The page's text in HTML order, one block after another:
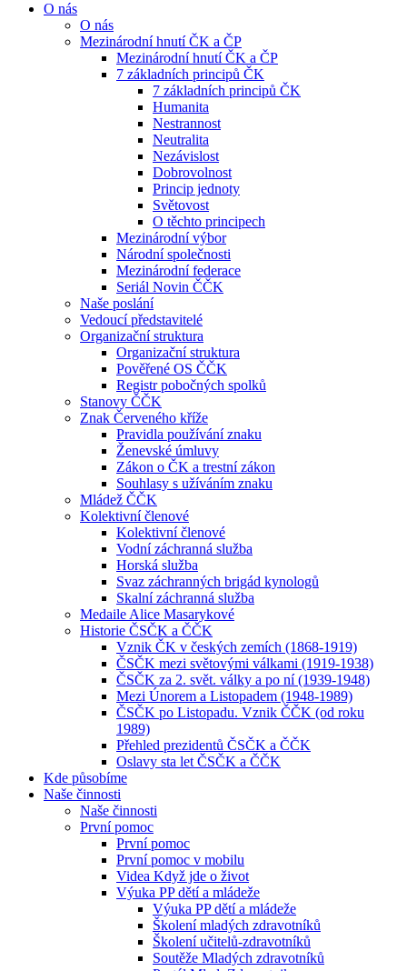
O nás
O nás
Mezinárodní hnutí ČK a ČP
Mezinárodní hnutí ČK a ČP
7 základních principů ČK
7 základních principů ČK
Humanita
Nestrannost
Neutralita
Nezávislost
Dobrovolnost
Princip jednoty
Světovost
O těchto principech
Mezinárodní výbor
Národní společnosti
Mezinárodní federace
Seriál Novin ČČK
Naše poslání
Vedoucí představitelé
Organizační struktura
Organizační struktura
Pověřené OS ČČK
Registr pobočných spolků
Stanovy ČČK
Znak Červeného kříže
Pravidla používání znaku
Ženevské úmluvy
Zákon o ČK a trestní zákon
Souhlasy s užíváním znaku
Mládež ČČK
Kolektivní členové
Kolektivní členové
Vodní záchranná služba
Horská služba
Svaz záchranných brigád kynologů
Skalní záchranná služba
Medaile Alice Masarykové
Historie ČSČK a ČČK
Vznik ČK v českých zemích (1868-1919)
ČSČK mezi světovými válkami (1919-1938)
ČSČK za 2. svět. války a po ní (1939-1948)
Mezi Únorem a Listopadem (1948-1989)
ČSČK po Listopadu. Vznik ČČK (od roku
1989)
Přehled prezidentů ČSČK a ČČK
Oslavy sta let ČSČK a ČČK
Kde působíme
Naše činnosti
Naše činnosti
První pomoc
První pomoc
První pomoc v mobilu
Videa Když jde o život
Výuka PP dětí a mládeže
Výuka PP dětí a mládeže
Školení mladých zdravotníků
Školení učitelů-zdravotníků
Soutěže Mladých zdravotníků